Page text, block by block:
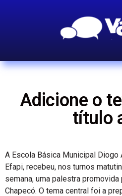
Adicione o
título
A Escola Básica Municipal
Efapi, recebeu, nos turnos
semana, uma palestra
Chapecó. O tema central foi a